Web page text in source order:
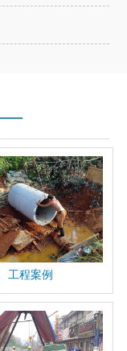
工程案例